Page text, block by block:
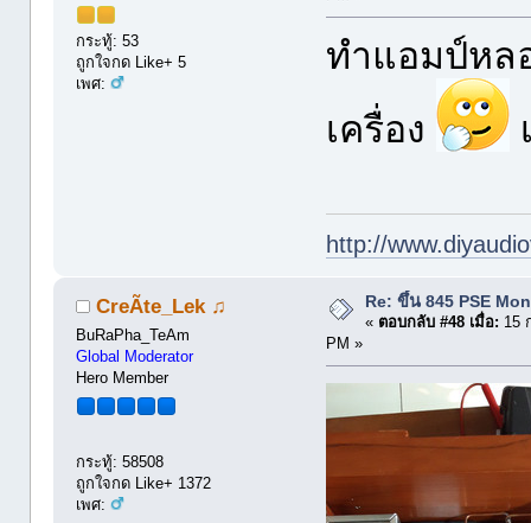
กระทู้: 53
ถูกใจกด Like+ 5
เพศ:
ทำแอมป์หล
เครื่อง
http://
CreÃte_Lek ♫
BuRaPha_TeAm
Global Moderator
Hero Member
กระทู้: 58508
ถูกใจกด Like+ 1372
เพศ:
Re: ขึ้น 845 PSE
« ตอบกลับ #48 เมื่อ: 15
PM »